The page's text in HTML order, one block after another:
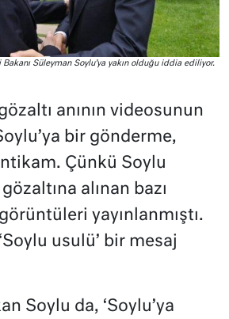
Süleyman Soylu’ya yakın olduğu iddia ediliyor.
anının videosunun
bir gönderme,
Çünkü Soylu
alınan bazı
yayınlanmıştı.
usulü’ bir mesaj
Soylu da, ‘Soylu’ya